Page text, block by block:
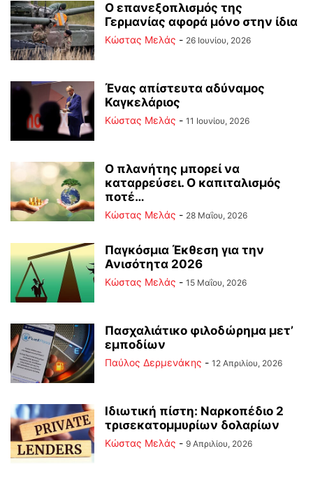
Ο επανεξοπλισμός της
Γερμανίας αφορά μόνο στην ίδια
Κώστας Μελάς - 26 Ιουνίου, 2026
Ένας απίστευτα αδύναμος
Καγκελάριος
Κώστας Μελάς - 11 Ιουνίου, 2026
Ο πλανήτης μπορεί να
καταρρεύσει. Ο καπιταλισμός
ποτέ…
Κώστας Μελάς - 28 Μαΐου, 2026
Παγκόσμια Έκθεση για την
Ανισότητα 2026
Κώστας Μελάς - 15 Μαΐου, 2026
Πασχαλιάτικο φιλοδώρημα μετ’
εμποδίων
Παύλος Δερμενάκης - 12 Απριλίου, 2026
Ιδιωτική πίστη: Ναρκοπέδιο 2
τρισεκατομμυρίων δολαρίων
Κώστας Μελάς - 9 Απριλίου, 2026